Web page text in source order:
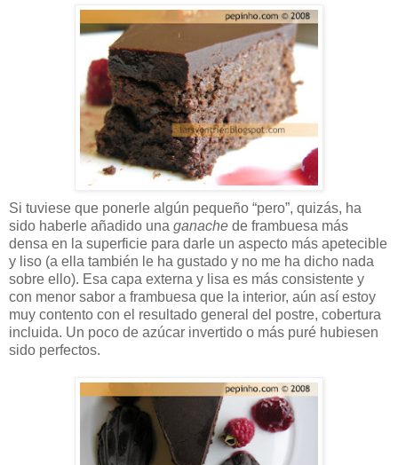
Si tuviese que ponerle algún pequeño “pero”, quizás, ha
sido haberle añadido una ganache de frambuesa más
densa en la superficie para darle un aspecto más apetecible
y liso (a ella también le ha gustado y no me ha dicho nada
sobre ello). Esa capa externa y lisa es más consistente y
con menor sabor a frambuesa que la interior, aún así estoy
muy contento con el resultado general del postre, cobertura
incluida. Un poco de azúcar invertido o más puré hubiesen
sido perfectos.